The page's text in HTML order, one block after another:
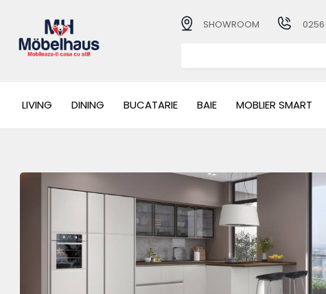
SHOWROOM
LIVING DINING BUCATARIE BAIE MOBLIER SMART